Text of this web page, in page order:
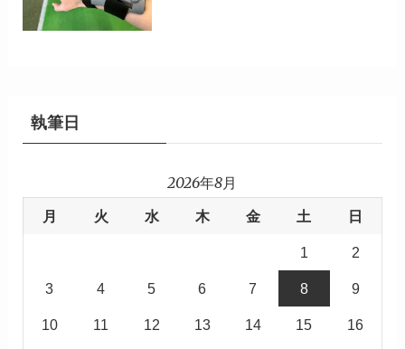
執筆日
2026年8月
月
火 水 木 金 土 日
1 2
3 4 5 6 7 8 9
10 11 12 13 14 15 16